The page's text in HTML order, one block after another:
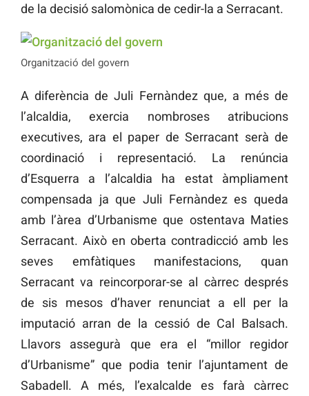
de la decisió salomònica de cedir-la a Serracant.
Organització del govern
A diferència de Juli Fernàndez que, a més de
l’alcaldia, exercia nombroses atribucions
executives, ara el paper de Serracant serà de
coordinació i representació. La renúncia
d’Esquerra a l’alcaldia ha estat àmpliament
compensada ja que Juli Fernàndez es queda
amb l’àrea d’Urbanisme que ostentava Maties
Serracant. Això en oberta contradicció amb les
seves emfàtiques manifestacions, quan
Serracant va reincorporar-se al càrrec després
de sis mesos d’haver renunciat a ell per la
imputació arran de la cessió de Cal Balsach.
Llavors assegurà que era el “millor regidor
d’Urbanisme” que podia tenir l’ajuntament de
Sabadell. A més, l’exalcalde es farà càrrec